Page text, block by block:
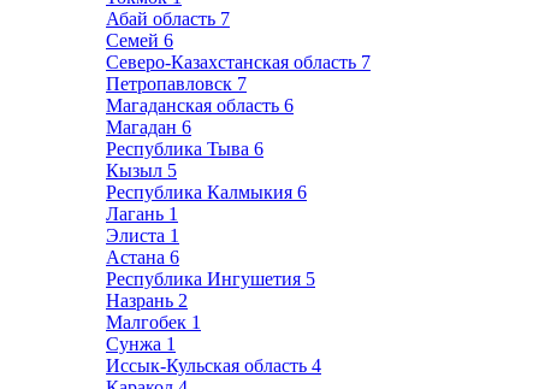
Абай область 7
Семей 6
Северо-Казахстанская область 7
Петропавловск 7
Магаданская область 6
Магадан 6
Республика Тыва 6
Кызыл 5
Республика Калмыкия 6
Лагань 1
Элиста 1
Астана 6
Республика Ингушетия 5
Назрань 2
Малгобек 1
Сунжа 1
Иссык-Кульская область 4